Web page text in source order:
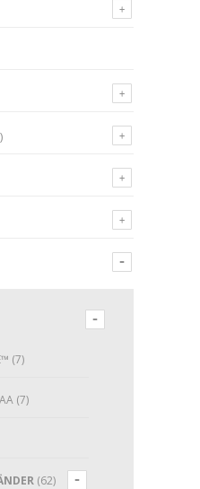
(7)
(7)
(62)